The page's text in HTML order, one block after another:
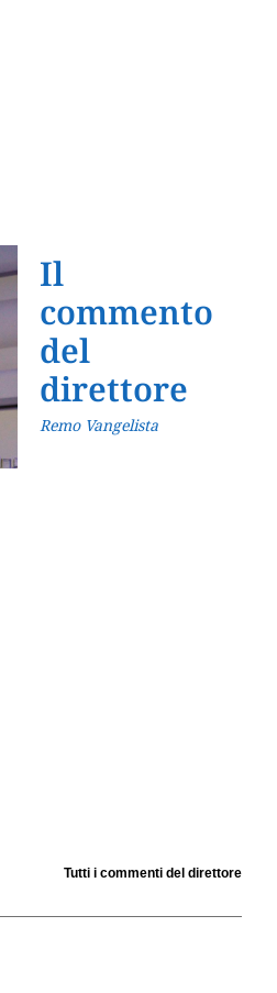
Il
commento
del
direttore
Remo Vangelista
Tutti i commenti del direttore